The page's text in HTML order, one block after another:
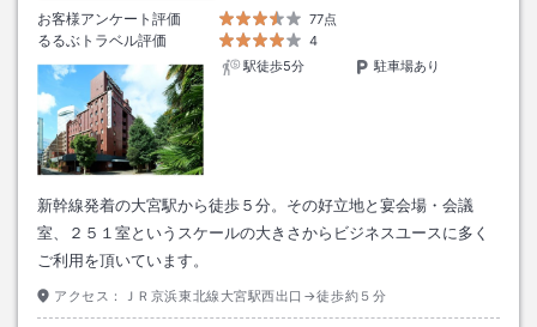
お客様アンケート評価
77点
るるぶトラベル評価
4
駅徒歩5分
駐車場あり
新幹線発着の大宮駅から徒歩５分。その好立地と宴会場・会議
室、２５１室というスケールの大きさからビジネスユースに多く
ご利用を頂いています。
アクセス： ＪＲ京浜東北線大宮駅西出口→徒歩約５分